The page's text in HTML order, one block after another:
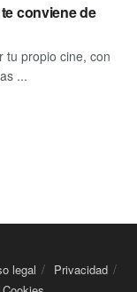
conviene de
tu propio cine, con
...
legal
Privacidad